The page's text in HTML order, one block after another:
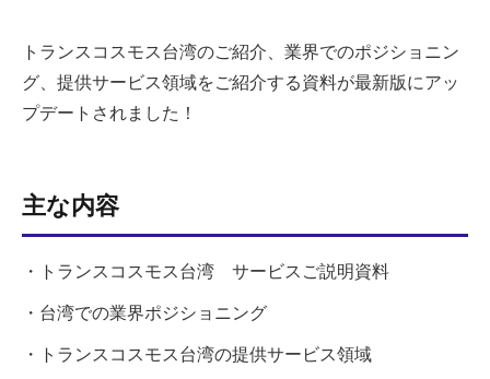
トランスコスモス台湾のご紹介、業界でのポジショニン
グ、提供サービス領域をご紹介する資料が最新版にアッ
プデートされました！
主な内容
・トランスコスモス台湾 サービスご説明資料
・台湾での業界ポジショニング
・トランスコスモス台湾の提供サービス領域